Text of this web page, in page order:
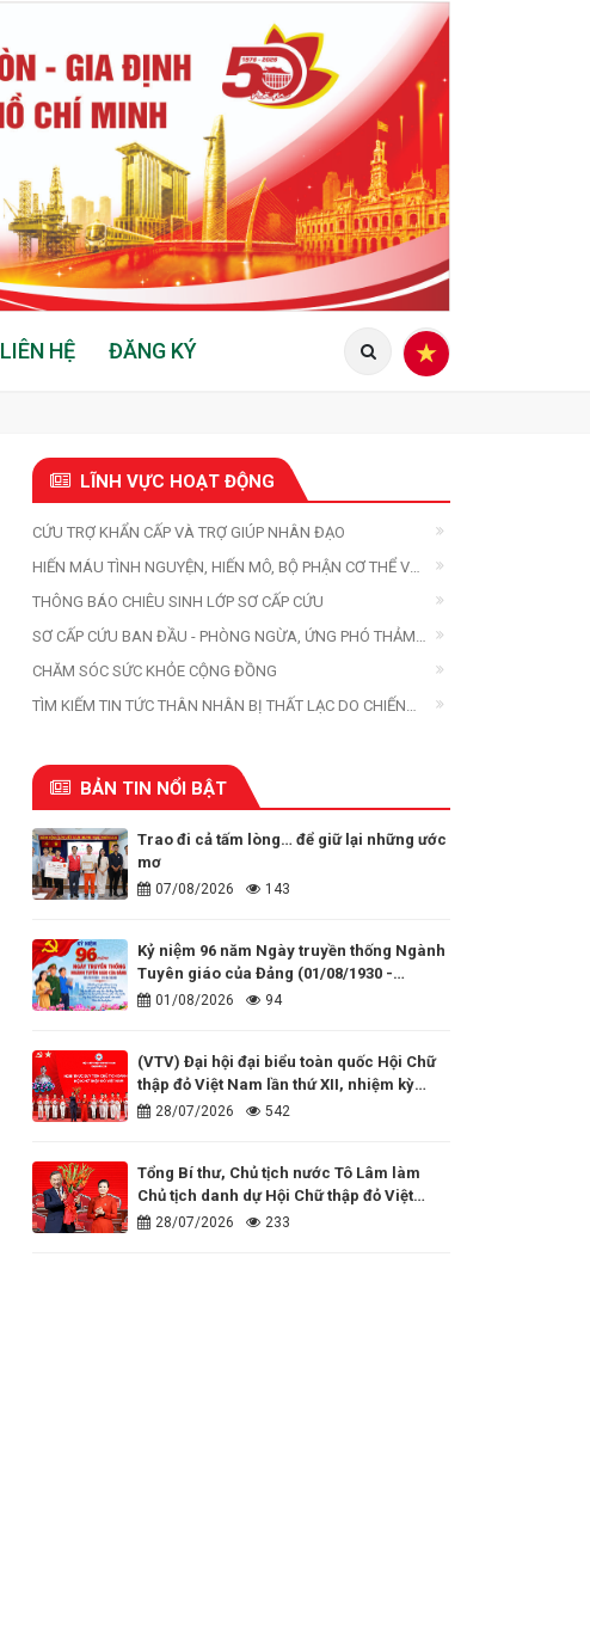
LIÊN HỆ ĐĂNG KÝ
LĨNH VỰC HOẠT ĐỘNG
CỨU TRỢ KHẨN CẤP VÀ TRỢ GIÚP NHÂN ĐẠO
HIẾN MÁU TÌNH NGUYỆN, HIẾN MÔ, BỘ PHẬN CƠ THỂ VÀ
HIẾN XÁC
THÔNG BÁO CHIÊU SINH LỚP SƠ CẤP CỨU
SƠ CẤP CỨU BAN ĐẦU - PHÒNG NGỪA, ỨNG PHÓ THẢM
HỌA
CHĂM SÓC SỨC KHỎE CỘNG ĐỒNG
TÌM KIẾM TIN TỨC THÂN NHÂN BỊ THẤT LẠC DO CHIẾN
BẢN TIN NỔI BẬT
Trao đi cả tấm lòng… để giữ lại những ước
mơ
07/08/2026 143
Kỷ niệm 96 năm Ngày truyền thống Ngành
Tuyên giáo của Đảng (01/08/1930 -
01/08/2026)
01/08/2026 94
(VTV) Đại hội đại biểu toàn quốc Hội Chữ
thập đỏ Việt Nam lần thứ XII, nhiệm kỳ
2026 - 2031
28/07/2026 542
Tổng Bí thư, Chủ tịch nước Tô Lâm làm
Chủ tịch danh dự Hội Chữ thập đỏ Việt
Nam28/07/2026 233